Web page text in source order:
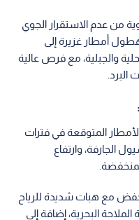
من عدم الاستقرار الجوي
أمطار غزيرة إلى
والجبلية، مع فرص عالية
المتوقعة في فترات
الجارفة، وارتفاع
مع هبات شديدة للرياح
البحرية، إضافة إلى